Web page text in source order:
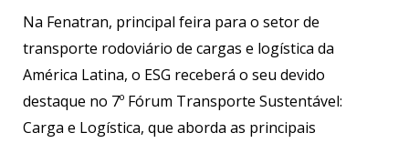
Na Fenatran, principal feira para o setor de
transporte rodoviário de cargas e logística da
América Latina, o ESG receberá o seu devido
destaque no 7º Fórum Transporte Sustentável:
Carga e Logística, que aborda as principais